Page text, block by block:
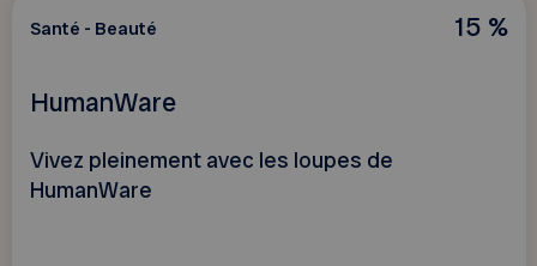
15 %
Santé - Beauté
HumanWare
Vivez pleinement avec les loupes de
HumanWare